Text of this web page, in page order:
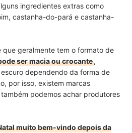
ingredientes extras como
castanha-do-pará e castanha-
que geralmente tem o formato de
ser macia ou crocante,
dependendo da forma de
por isso, existem marcas
podemos achar produtores
muito bem-vindo depois da